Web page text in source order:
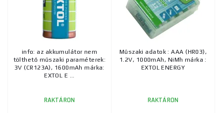
info: az akkumulátor nem
tölthető műszaki paraméterek:
3V (CR123A), 1600mAh márka:
EXTOL E ...
RAKTÁRON
Műszaki adatok : AAA (HR03),
1.2V, 1000mAh, NiMh márka :
EXTOL ENERGY
RAKTÁRON